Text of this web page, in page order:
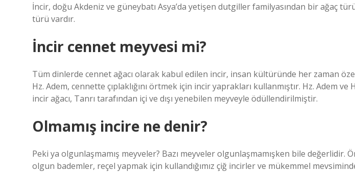
İncir, doğu Akdeniz ve güneybatı Asya’da yetişen dutgiller familyasından bir ağaç
türü vardır.
İncir cennet meyvesi mi?
Tüm dinlerde cennet ağacı olarak kabul edilen incir, insan kültüründe her zaman
Hz. Adem, cennette çıplaklığını örtmek için incir yaprakları kullanmıştır. Hz. Adem ve
incir ağacı, Tanrı tarafından içi ve dışı yenebilen meyveyle ödüllendirilmiştir.
Olmamış incire ne denir?
Peki ya olgunlaşmamış meyveler? Bazı meyveler olgunlaşmamışken bile değerlidir.
olgun bademler, reçel yapmak için kullandığımız çiğ incirler ve mükemmel